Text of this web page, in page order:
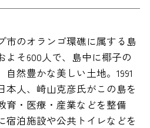
市のオランゴ環礁に属する島
よそ600人で、島中に椰子の
然豊かな美しい土地。1991
本人、崎山克彦氏がこの島を
育・医療・産業などを整備
宿泊施設や公共トイレなどを